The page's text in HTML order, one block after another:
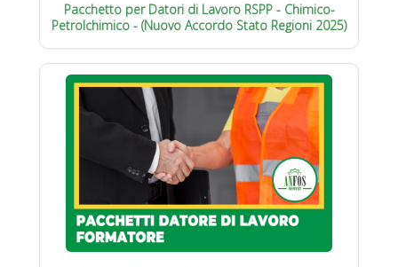
Pacchetto per Datori di Lavoro RSPP - Chimico-
Petrolchimico - (Nuovo Accordo Stato Regioni 2025)